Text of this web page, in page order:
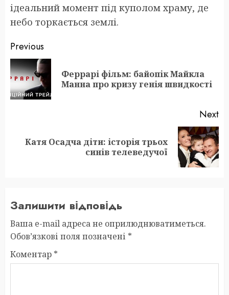
ідеальний момент під куполом храму, де
небо торкається землі.
Post
navigation
Previous
Феррарі фільм: байопік Майкла
Манна про кризу генія швидкості
Next
NextКатя Осадча діти: історія трьох
синів телеведучої
Залишити відповідь
Ваша e-mail адреса не оприлюднюватиметься.
Обов’язкові поля позначені *
Коментар *